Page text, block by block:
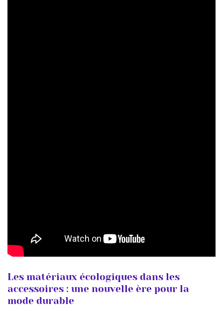
Les matériaux écologiques dans les
accessoires : une nouvelle ère pour la
mode durable